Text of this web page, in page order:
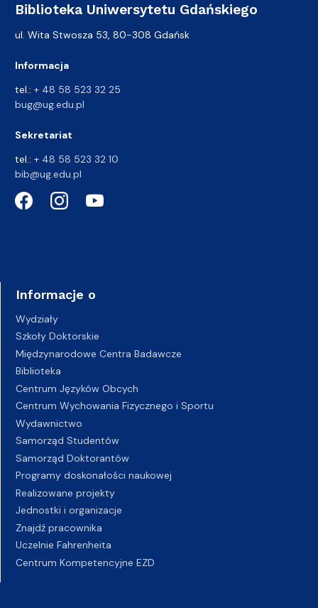
Biblioteka Uniwersytetu Gdańskiego
ul. Wita Stwosza 53, 80-308 Gdańsk
Informacja
tel.: + 48 58 523 32 25
bug@ug.edu.pl
Sekretariat
tel.: + 48 58 523 32 10
bib@ug.edu.pl
Informacje o
Wydziały
Szkoły Doktorskie
Międzynarodowe Centra Badawcze
Biblioteka
Centrum Języków Obcych
Centrum Wychowania Fizycznego i Sportu
Wydawnictwo
Samorząd Studentów
Samorząd Doktorantów
Programy doskonałości naukowej
Realizowane projekty
Jednostki i organizacje
Znajdź pracownika
Uczelnie Fahrenheita
Centrum Kompetencyjne EZD